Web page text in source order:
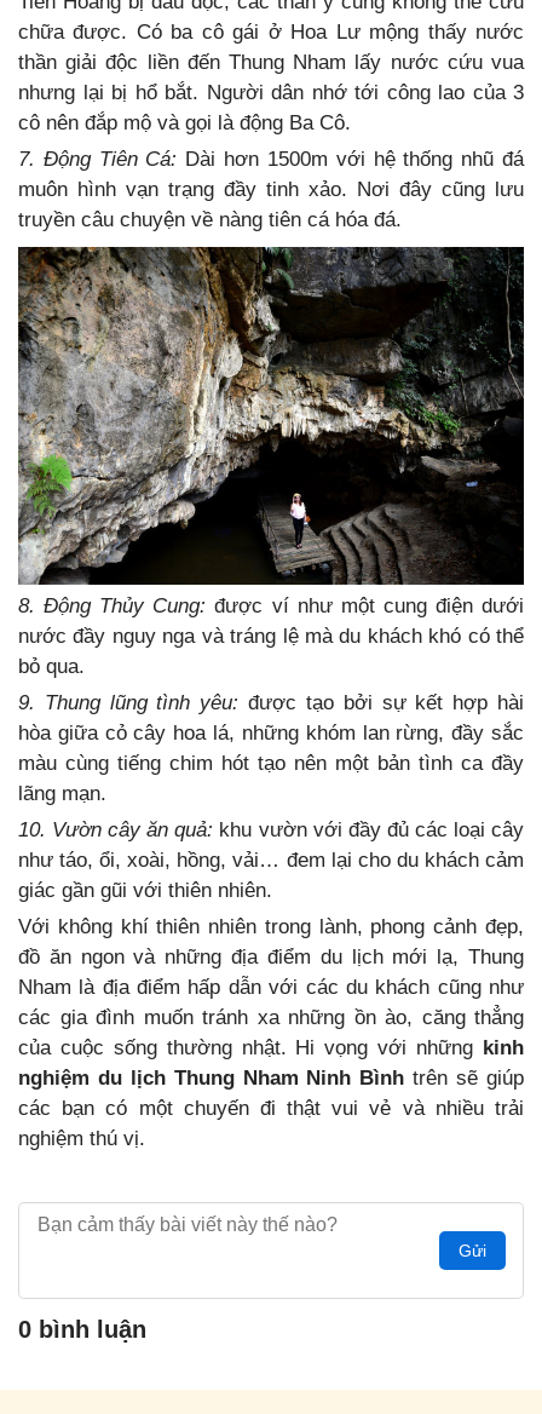
chữa được. Có ba cô gái ở Hoa Lư mộng thấy nước
thần giải độc liền đến Thung Nham lấy nước cứu vua
nhưng lại bị hổ bắt. Người dân nhớ tới công lao của 3
cô nên đắp mộ và gọi là động Ba Cô.
7. Động Tiên Cá: Dài hơn 1500m với hệ thống nhũ đá
muôn hình vạn trạng đầy tinh xảo. Nơi đây cũng lưu
truyền câu chuyện về nàng tiên cá hóa đá.
8. Động Thủy Cung: được ví như một cung điện dưới
nước đầy nguy nga và tráng lệ mà du khách khó có thể
bỏ qua.
9. Thung lũng tình yêu: được tạo bởi sự kết hợp hài
hòa giữa cỏ cây hoa lá, những khóm lan rừng, đầy sắc
màu cùng tiếng chim hót tạo nên một bản tình ca đầy
lãng mạn.
10. Vườn cây ăn quả: khu vườn với đầy đủ các loại cây
như táo, ổi, xoài, hồng, vải… đem lại cho du khách cảm
giác gần gũi với thiên nhiên.
Với không khí thiên nhiên trong lành, phong cảnh đẹp,
đồ ăn ngon và những địa điểm du lịch mới lạ, Thung
Nham là địa điểm hấp dẫn với các du khách cũng như
các gia đình muốn tránh xa những ồn ào, căng thẳng
của cuộc sống thường nhật. Hi vọng với những kinh
nghiệm du lịch Thung Nham Ninh Bình trên sẽ giúp
các bạn có một chuyến đi thật vui vẻ và nhiều trải
nghiệm thú vị.
Gửi
0 bình luận